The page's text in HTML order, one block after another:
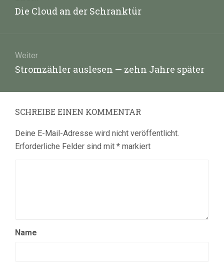
Vorheriger
Die Cloud an der Schranktür
Weiter
Nächster
Stromzähler auslesen — zehn Jahre später
SCHREIBE EINEN KOMMENTAR
Deine E-Mail-Adresse wird nicht veröffentlicht.
Erforderliche Felder sind mit * markiert
Name